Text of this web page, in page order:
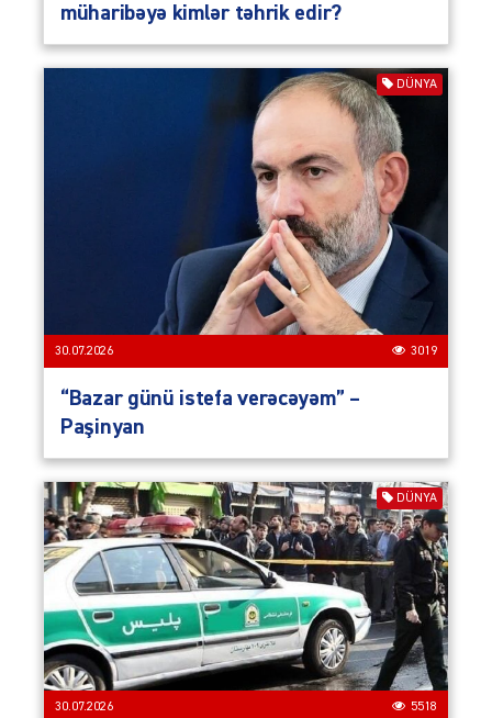
müharibəyə kimlər təhrik edir?
DÜNYA
30.07.2026 3019
“Bazar günü istefa verəcəyəm” –
Paşinyan
DÜNYA
30.07.2026 5518